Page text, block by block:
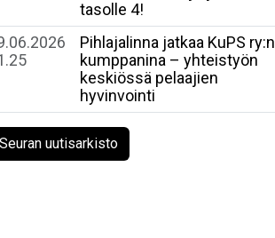
tasolle 4!
Pihlajalinna jatkaa KuPS ry:n
kumppanina – yhteistyön
keskiössä pelaajien
hyvinvointi
Seuran uutisarkisto